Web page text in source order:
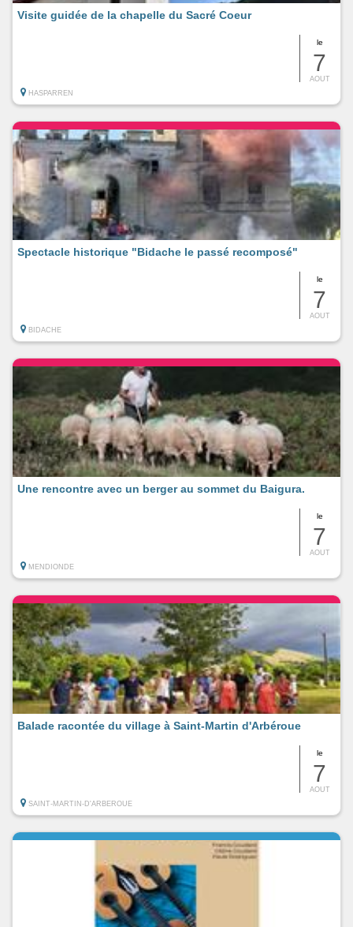
le
7
AOUT
Visite guidée de la chapelle du Sacré Coeur
HASPARREN
le
7
AOUT
Spectacle historique "Bidache le passé recomposé"
BIDACHE
le
7
AOUT
Une rencontre avec un berger au sommet du Baigura.
MENDIONDE
le
7
AOUT
Balade racontée du village à Saint-Martin d'Arbéroue
SAINT-MARTIN-D'ARBEROUE